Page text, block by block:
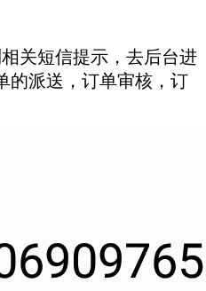
关短信提示，去后台进
的派送，订单审核，订